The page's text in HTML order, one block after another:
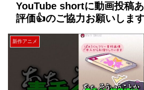
YouTube shortに動画投稿
評価👍のご協力お願いしま
新作アニメ